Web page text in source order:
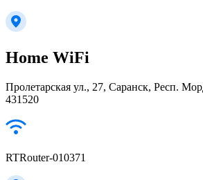
Home WiFi
Пролетарская ул., 27, Саранск, Респ.
431520
RTRouter-010371